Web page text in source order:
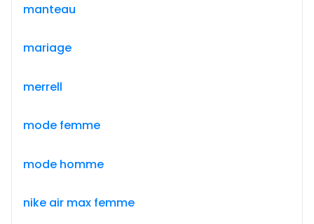
manteau
mariage
merrell
mode femme
mode homme
nike air max femme